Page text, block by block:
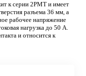
к серии 2РМТ и имеет
разъема 36 мм, а
рабочее напряжение
нагрузка до 50 А.
и относится к